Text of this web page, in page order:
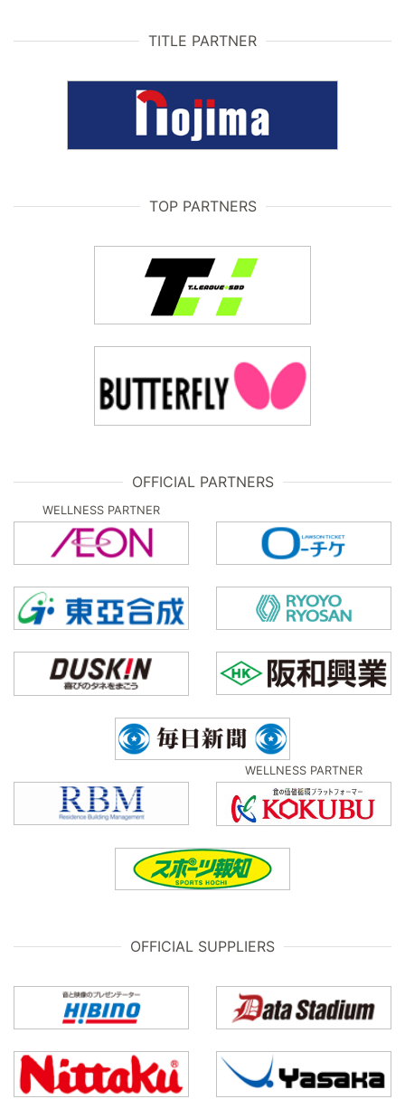
TITLE PARTNER
TOP PARTNERS
OFFICIAL PARTNERS
WELLNESS PARTNER
WELLNESS PARTNER
OFFICIAL SUPPLIERS